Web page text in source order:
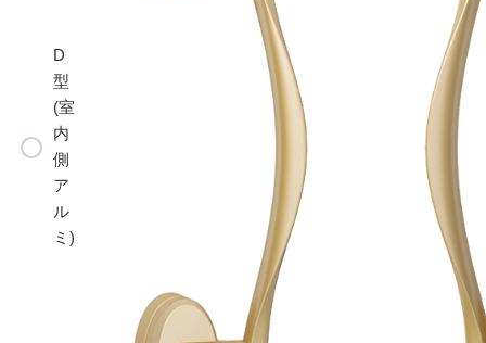
D
型
(室
内
側
ア
ル
ミ)